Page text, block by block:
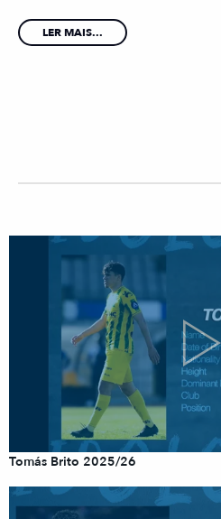
LER MAIS...
Tomás Brito 2025/26